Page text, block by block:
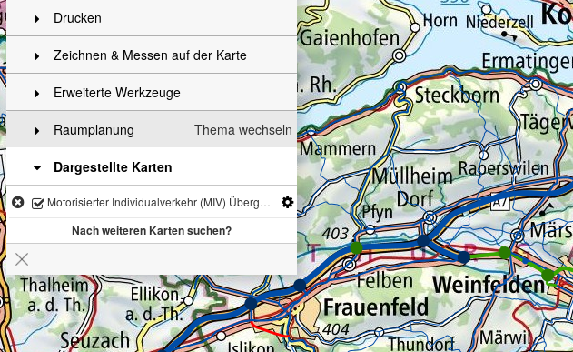
Drucken
Zeichnen & Messen auf der Karte
Erweiterte Werkzeuge
Thema wechseln
Raumplanung
Dargestellte Karten
Motorisierter Individualverkehr (MIV) Übergeordnete Strassen (Kap. 3.2)
Nach weiteren Karten suchen?